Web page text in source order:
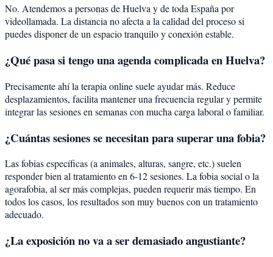
No. Atendemos a personas de Huelva y de toda España por
videollamada. La distancia no afecta a la calidad del proceso si
puedes disponer de un espacio tranquilo y conexión estable.
¿Qué pasa si tengo una agenda complicada en Huelva?
Precisamente ahí la terapia online suele ayudar más. Reduce
desplazamientos, facilita mantener una frecuencia regular y permite
integrar las sesiones en semanas con mucha carga laboral o familiar.
¿Cuántas sesiones se necesitan para superar una fobia?
Las fobias específicas (a animales, alturas, sangre, etc.) suelen
responder bien al tratamiento en 6-12 sesiones. La fobia social o la
agorafobia, al ser más complejas, pueden requerir más tiempo. En
todos los casos, los resultados son muy buenos con un tratamiento
adecuado.
¿La exposición no va a ser demasiado angustiante?